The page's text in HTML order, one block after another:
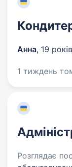
Анна, 19 років
1 тиждень
Розглядає